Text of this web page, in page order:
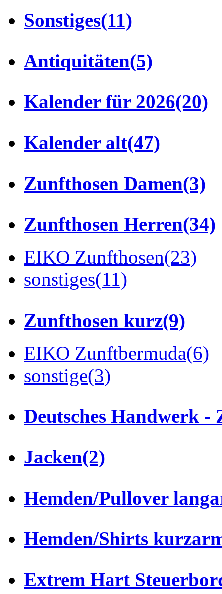
Sonstiges(11)
Antiquitäten(5)
Kalender für 2026(20)
Kalender alt(47)
Zunfthosen Damen(3)
Zunfthosen Herren(34)
EIKO Zunfthosen(23)
sonstiges(11)
Zunfthosen kurz(9)
EIKO Zunftbermuda(6)
sonstige(3)
Deutsches Handwerk -
Jacken(2)
Hemden/Pullover
Hemden/Shirts
Extrem Hart